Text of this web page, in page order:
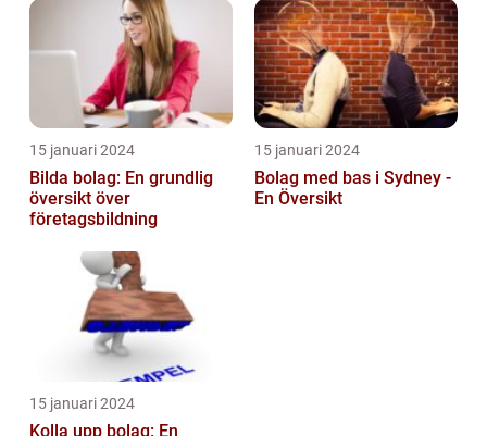
15 januari 2024
Bilda bolag: En grundlig
översikt över
företagsbildning
15 januari 2024
Bolag med bas i Sydney -
En Översikt
15 januari 2024
Kolla upp bolag: En